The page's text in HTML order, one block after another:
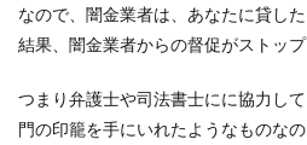
なので、闇金業者は、あなたに貸し
結果、闇金業者からの督促がストップ
つまり弁護士や司法書士にに協力し
門の印籠を手にいれたようなものなの